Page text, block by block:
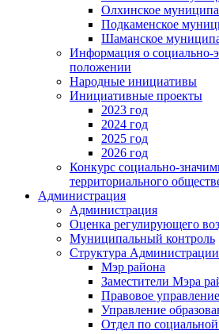
Олхинское
Подкаменское
Шаманское
Информация о социально-
положении
Народные инициативы
Инициативные проекты
2023 год
2024 год
2025 год
2026 год
Конкурс социально-
территориального
Администрация
Администрация
Оценка регулирующего
Муниципальный контроль
Структура Администрации
Мэр района
Заместители Мэра
Правовое управление
Управление
Отдел по